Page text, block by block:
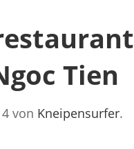
Tien
von Kneipensurfer.